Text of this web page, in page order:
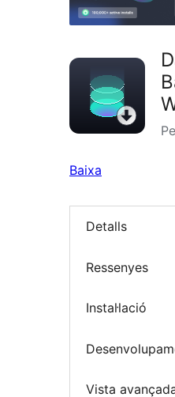
Baixa
Detalls
Ressenyes
Instal·lació
Vista